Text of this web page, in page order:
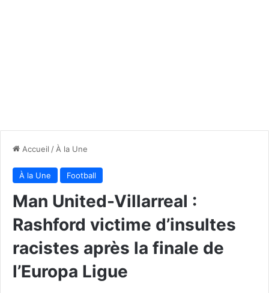
Accueil / À la Une
À la Une Football
Man United-Villarreal :
Rashford victime d’insultes
racistes après la finale de
l’Europa Ligue